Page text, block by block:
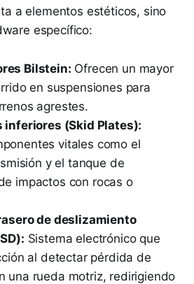
a elementos estéticos, sino
específico:
Bilstein: Ofrecen un mayor
en suspensiones para
agrestes.
inferiores (Skid Plates):
vitales como el
y el tanque de
impactos con rocas o
de deslizamiento
Sistema electrónico que
al detectar pérdida de
una rueda motriz, redirigiendo